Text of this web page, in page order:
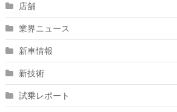
店舗
業界ニュース
新車情報
新技術
試乗レポート